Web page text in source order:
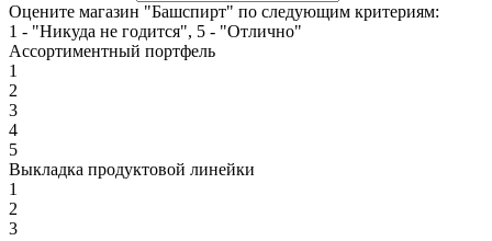
Оцените магазин "Башспирт" по следующим критериям:
1 - "Никуда не годится", 5 - "Отлично"
Ассортиментный портфель
1
2
3
4
5
Выкладка продуктовой линейки
1
2
3